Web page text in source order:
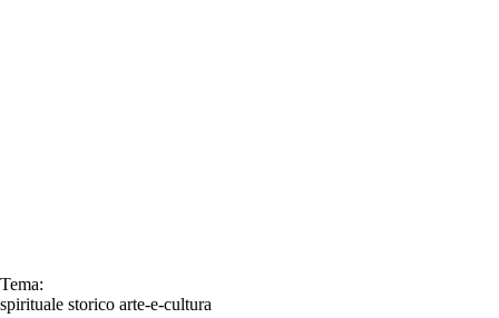
Tema:
spirituale storico arte-e-cultura